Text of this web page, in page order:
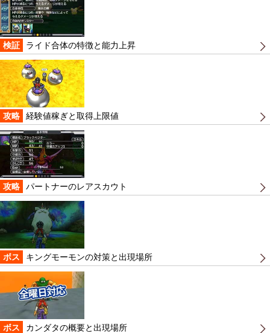
検証 ライド合体の特徴と能力上昇
攻略 経験値稼ぎと取得上限値
攻略 パートナーのレアスカウト
ボス キングモーモンの対策と出現場所
ボス カンダタの概要と出現場所